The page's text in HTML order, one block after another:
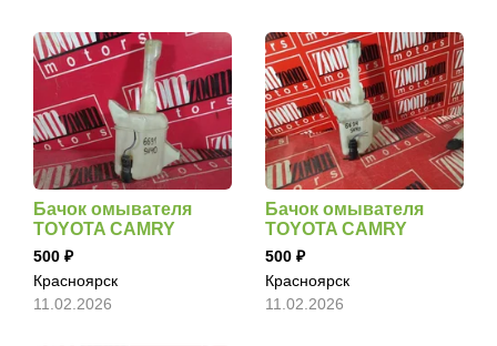
Бачок омывателя
TOYOTA CAMRY
500
Красноярск
11.02.2026
Бачок омывателя
TOYOTA CAMRY
500
Красноярск
11.02.2026